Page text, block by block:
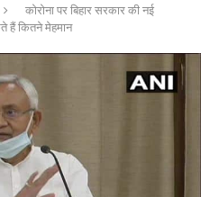
कोरोना पर बिहार सरकार की नई
हैं कितने मेहमान